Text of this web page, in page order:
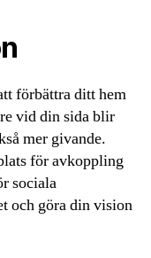
förbättra ditt hem
vid din sida blir
mer givande.
för avkoppling
sociala
och göra din vision